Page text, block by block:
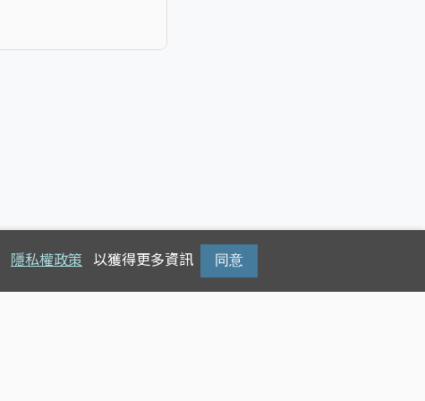
隱私權政策 以獲得更多資訊 同意